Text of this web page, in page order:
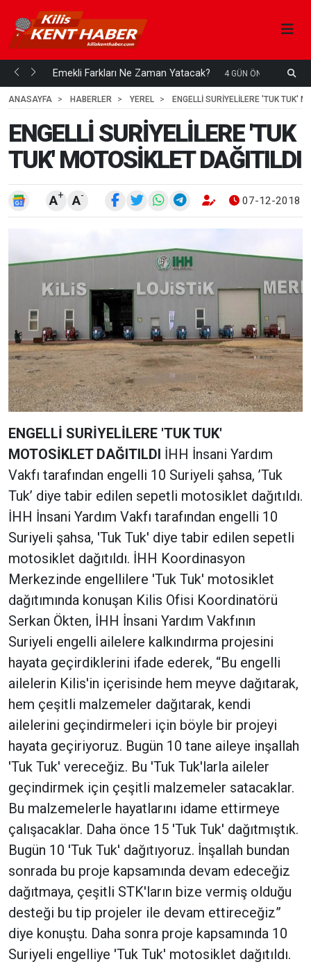
mi... Emekli Farkları Ne Zaman Yatacak? 4 GÜN ÖNCE
ANASAYFA
HABERLER YEREL ENGELLİ SURİYELİLERE 'TUK TUK'
ENGELLİ SURİYELİLERE 'TUK
TUK' MOTOSİKLET DAĞITILDI
A+ A- 07-12-2018
ENGELLİ SURİYELİLERE 'TUK TUK'
MOTOSİKLET DAĞITILDI İHH İnsani Yardım
Vakfı tarafından engelli 10 Suriyeli şahsa, ’Tuk
Tuk’ diye tabir edilen sepetli motosiklet dağıtıldı.
İHH İnsani Yardım Vakfı tarafından engelli 10
Suriyeli şahsa, 'Tuk Tuk' diye tabir edilen sepetli
motosiklet dağıtıldı. İHH Koordinasyon
Merkezinde engellilere 'Tuk Tuk' motosiklet
dağıtımında konuşan Kilis Ofisi Koordinatörü
Serkan Ökten, İHH İnsani Yardım Vakfının
Suriyeli engelli ailelere kalkındırma projesini
hayata geçirdiklerini ifade ederek, “Bu engelli
ailelerin Kilis'in içerisinde hem meyve dağıtarak,
hem çeşitli malzemeler dağıtarak, kendi
ailelerini geçindirmeleri için böyle bir projeyi
hayata geçiriyoruz. Bugün 10 tane aileye inşallah
'Tuk Tuk' vereceğiz. Bu 'Tuk Tuk'larla aileler
geçindirmek için çeşitli malzemeler satacaklar.
Bu malzemelerle hayatlarını idame ettirmeye
çalışacaklar. Daha önce 15 'Tuk Tuk' dağıtmıştık.
Bugün 10 'Tuk Tuk' dağıtıyoruz. İnşallah bundan
sonrada bu proje kapsamında devam edeceğiz
dağıtmaya, çeşitli STK'ların bize vermiş olduğu
desteği bu tip projeler ile devam ettireceğiz”
diye konuştu. Daha sonra proje kapsamında 10
Suriyeli engelliye 'Tuk Tuk' motosiklet dağıtıldı.